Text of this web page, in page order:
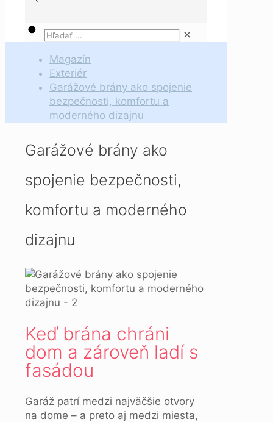
✕
Magazín
Exteriér
Garážové brány ako spojenie
bezpečnosti, komfortu a
moderného dizajnu
Garážové brány ako
spojenie bezpečnosti,
komfortu a moderného
dizajnu
Keď brána chráni
dom a zároveň ladí s
fasádou
Garáž patrí medzi najväčšie otvory
na dome – a preto aj medzi miesta,